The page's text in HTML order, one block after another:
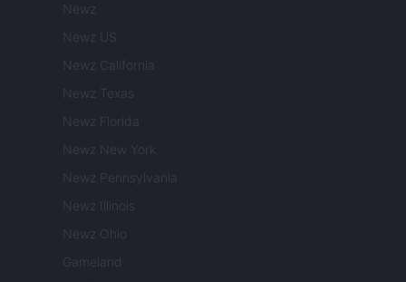
Newz
Newz US
Newz California
Newz Texas
Newz Florida
Newz New York
Newz Pennsylvania
Newz Illinois
Newz Ohio
Gameland